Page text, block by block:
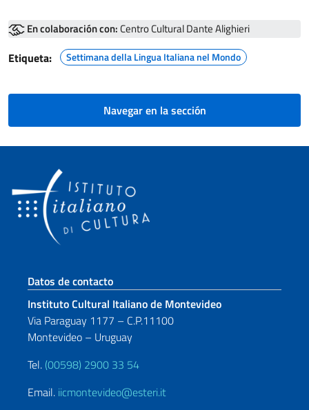
En colaboración con: Centro Cultural Dante Alighieri
Etiqueta: Settimana della Lingua Italiana nel Mondo
Navegar en la sección
Sezione footer
Datos de contacto
Instituto Cultural Italiano de Montevideo
Via Paraguay 1177 – C.P.11100
Montevideo – Uruguay
Tel. (00598) 2900 33 54
Email. iicmontevideo@esteri.it